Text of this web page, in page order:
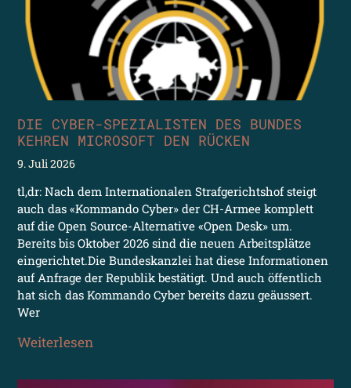
DIE CYBER-SPEZIALISTEN DES BUNDES
KEHREN MICROSOFT DEN RÜCKEN
9. Juli 2026
tl,dr: Nach dem Internationalen Strafgerichtshof steigt
auch das «Kommando Cyber» der CH-Armee komplett
auf die Open Source-Alternative «Open Desk» um.
Bereits bis Oktober 2026 sind die neuen Arbeitsplätze
eingerichtet.Die Bundeskanzlei hat diese Informationen
auf Anfrage der Republik bestätigt. Und auch öffentlich
hat sich das Kommando Cyber bereits dazu geäussert.
Wer
Weiterlesen